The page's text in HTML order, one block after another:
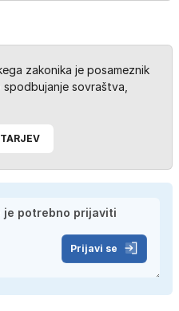
zakonika je posameznik
sovraštva,
Prijavi se